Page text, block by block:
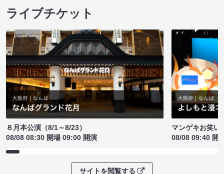
ライブチケット
８月本公演（8/1～8/23）
08/08 08:30 開場 09:00 開演
マンゲキお笑い
08/08 09:40 開
サイトを閲覧する